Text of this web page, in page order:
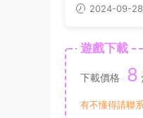
2024-09-28
遊戲下載
下載價格 8
有不懂得請聯